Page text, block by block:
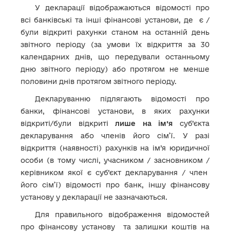
У декларації відображаються відомості про
всі банківські та інші фінансові установи, де є /
були відкриті рахунки станом на останній день
звітного періоду (за умови їх відкриття за 30
календарних днів, що передували останньому
дню звітного періоду) або протягом не менше
половини днів протягом звітного періоду.
Декларуванню підлягають відомості про
банки, фінансові установи, в яких рахунки
відкриті/були відкритілише на ім’я суб’єкта
декларування або членів його сім’ї. У разі
відкриття (наявності) рахунків на ім’я юридичної
особи (в тому числі, учасником / засновником /
керівником якої є суб’єкт декларування / член
його сім’ї) відомості про банк, іншу фінансову
установу у декларації не зазначаються.
Для правильного відображення відомостей
про фінансову установу та залишки коштів на